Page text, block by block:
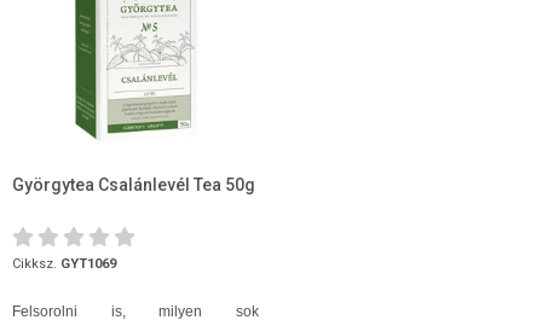
Györgytea Csalánlevél Tea 50g
Cikksz. GYT1069
Felsorolni is, milyen sok